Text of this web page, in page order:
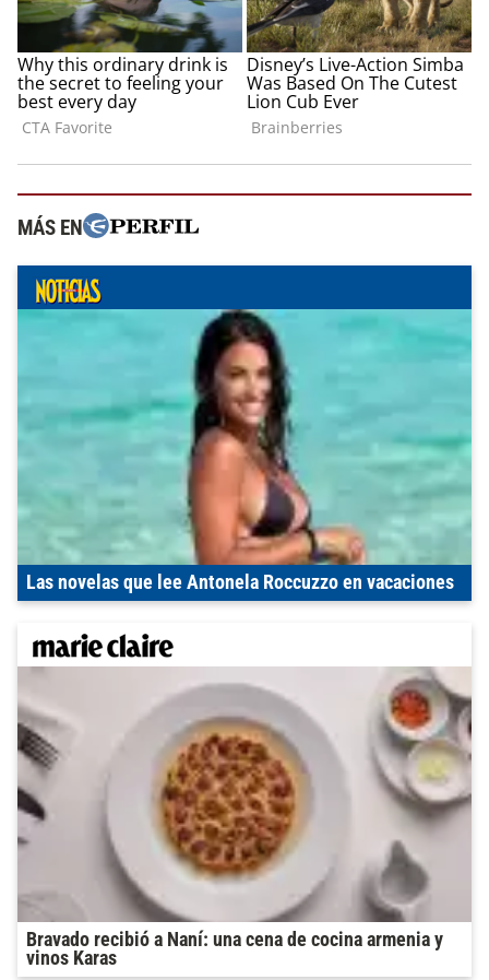
MÁS EN
Las novelas que lee Antonela Roccuzzo en vacaciones
Bravado recibió a Naní: una cena de cocina armenia y
vinos Karas